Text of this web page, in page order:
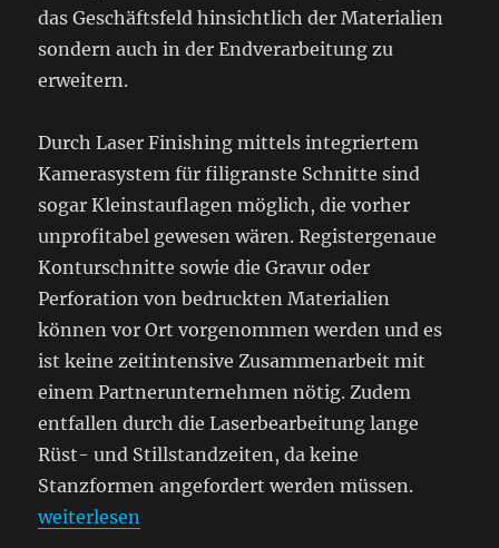
das Geschäftsfeld hinsichtlich der Materialien
sondern auch in der Endverarbeitung zu
erweitern.
Durch Laser Finishing mittels integriertem
Kamerasystem für filigranste Schnitte sind
sogar Kleinstauflagen möglich, die vorher
unprofitabel gewesen wären. Registergenaue
Konturschnitte sowie die Gravur oder
Perforation von bedruckten Materialien
können vor Ort vorgenommen werden und es
ist keine zeitintensive Zusammenarbeit mit
einem Partnerunternehmen nötig. Zudem
entfallen durch die Laserbearbeitung lange
Rüst- und Stillstandzeiten, da keine
Stanzformen angefordert werden müssen.
„Laserschnitt-Printprodukte“
weiterlesen